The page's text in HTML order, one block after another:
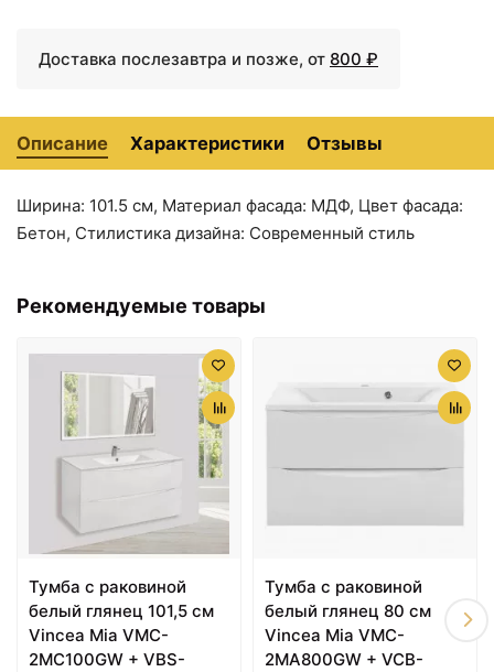
2MA750BT подвесная
2MC600VO подвесная
22150 ₽
Тумба темный дуб 60,5
см Vincea Mia VMC-
2MC600RW
22150 ₽
Тумба дуб винтаж 60,5
см Vincea Mia VMC-
2MC600VO
Доставка послезавтра и позже, от 800 ₽
Описание Характеристики Отзывы
Ширина: 101.5 см, Материал фасада: МДФ, Цвет фасада:
Бетон, Стилистика дизайна: Современный стиль
Рекомендуемые товары
Тумба с раковиной
белый глянец 101,5 см
Vincea Mia VMC-
2MC100GW + VBS-
Тумба с раковиной
белый глянец 80 см
Vincea Mia VMC-
2MA800GW + VCB-